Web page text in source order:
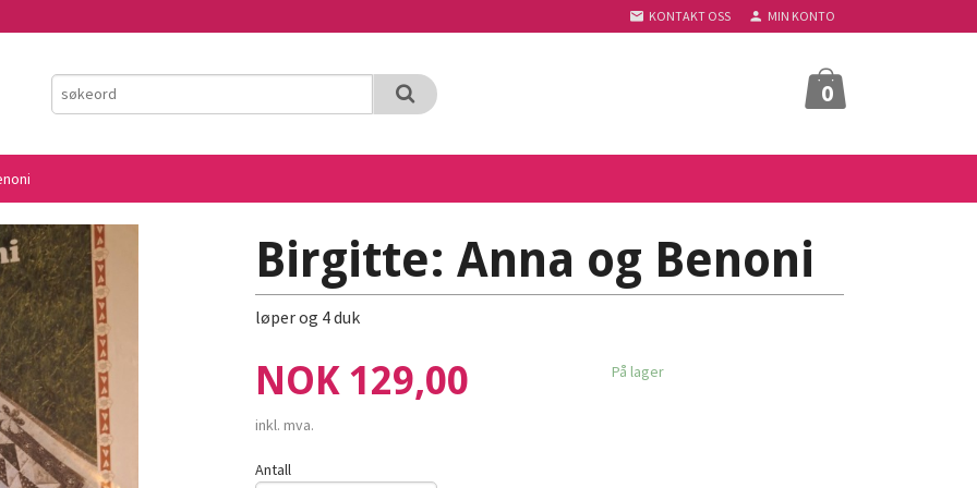
KONTAKT OSS MIN KONTO
0
Birgitte: Anna og Benoni
løper og 4 duk
Pris
NOK 129,00
inkl. mva.
På lager
Antall